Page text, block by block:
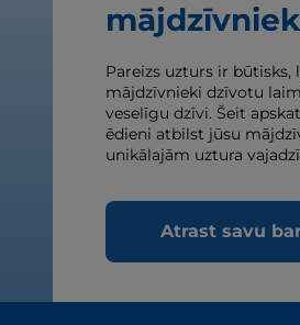
Pareizs uzturs ir būtisks,
mājdzīvnieki dzīvotu
veselīgu dzīvi. Šeit
ēdieni atbilst jūsu
unikālajām uztura
Atrast savu